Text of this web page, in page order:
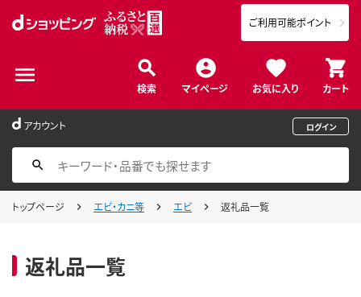
検索 マイページ お気に入り カート
ご利用可能ポイント
アカウント ログイン
トップページ エビ・カニ等 エビ 返礼品一覧
返礼品一覧